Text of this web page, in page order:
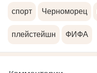
спорт Черноморец
плейстейшн ФИФА